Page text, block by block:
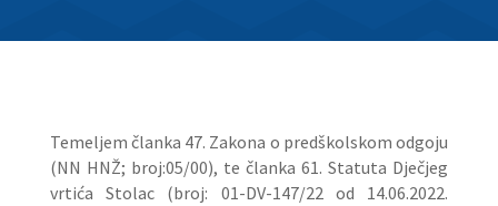
Temeljem članka 47. Zakona o predškolskom odgoju
(NN HNŽ; broj:05/00), te članka 61. Statuta Dječjeg
vrtića Stolac (broj: 01-DV-147/22 od 14.06.2022.